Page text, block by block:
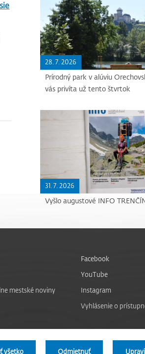
28. 7. 2026
Prírodný park v alúviu
vás privíta už tento štvrtok
31. 7. 2026
Vyšlo augustové INFO
všetko Odmietnuť
mestské noviny
Facebook
YouTube
Instagram
Vyhlásenie o